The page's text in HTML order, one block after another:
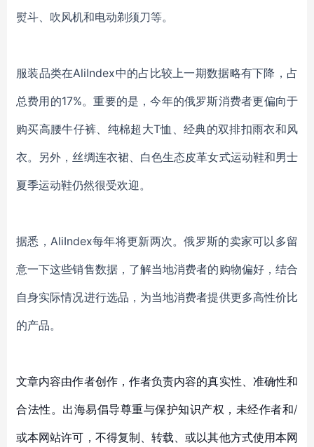
熨斗、吹风机和电动剃须刀等。
服装品类在AliIndex中的占比较上一期数据略有下降，占
总费用的17%。重要的是，今年的俄罗斯消费者更偏向于
购买高腰牛仔裤、纯棉超大T恤、经典的双排扣雨衣和风
衣。 另外， 丝绸连衣裙、白色生态皮革女式运动鞋和男士
夏季运动鞋仍然很受欢迎。
据悉， AliIndex每年将更新两次。俄罗斯的卖家可以多留
意一下这些销售数据，了解当地消费者的购物偏好，结合
自身实际情况进行选品，为当地消费者提供更多高性价比
的产品。
文章内容由作者创作，作者负责内容的真实性、准确性和
合法性。出海易倡导尊重与保护知识产权，未经作者和/
或本网站许可，不得复制、转载、或以其他方式使用本网